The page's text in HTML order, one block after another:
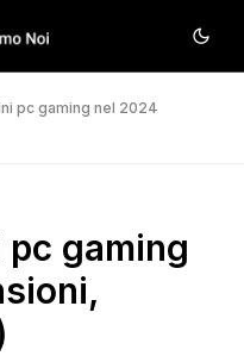
pc gaming nel 2024
gaming